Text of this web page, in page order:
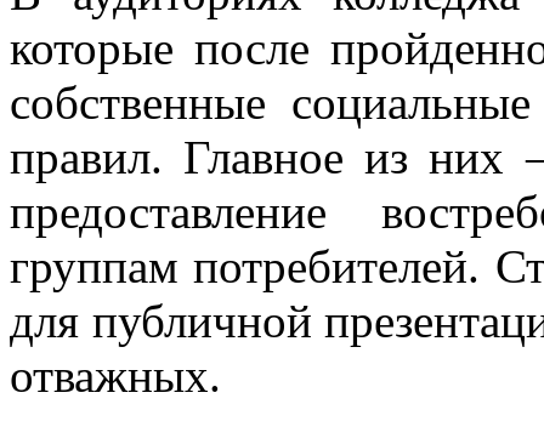
которые после
собственные
правил. Главное из них
предоставление
группам потребителей.
для публичной
отважных.